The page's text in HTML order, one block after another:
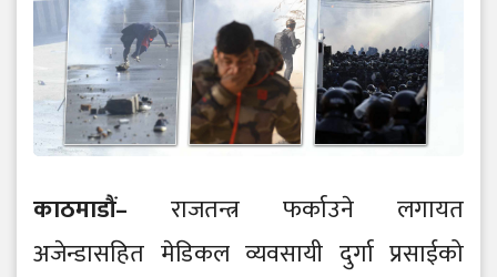
काठमाडौं– राजतन्त्र फर्काउने लगायत
अजेन्डासहित मेडिकल व्यवसायी दुर्गा प्रसाईको